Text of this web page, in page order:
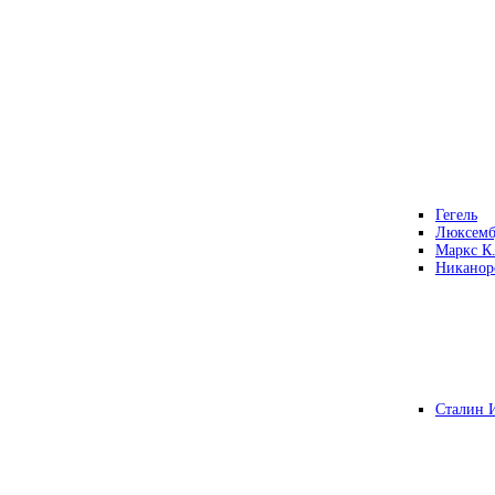
Гегель
Маркс К.
Сталин